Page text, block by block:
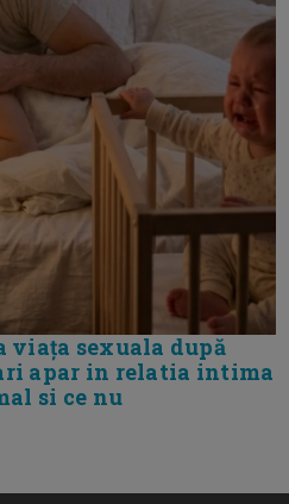
viața sexuala după
apar in relatia intima
si ce nu